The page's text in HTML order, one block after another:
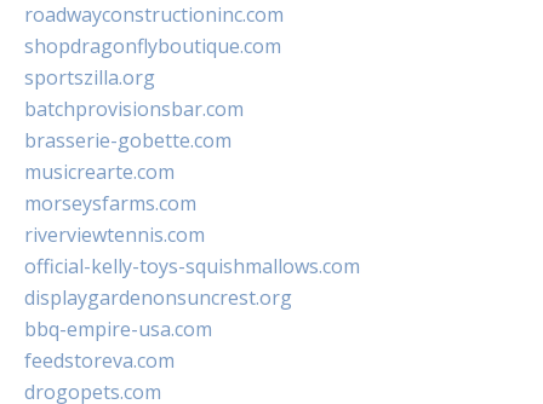
roadwayconstructioninc.com
shopdragonflyboutique.com
sportszilla.org
batchprovisionsbar.com
brasserie-gobette.com
musicrearte.com
morseysfarms.com
riverviewtennis.com
official-kelly-toys-squishmallows.com
displaygardenonsuncrest.org
bbq-empire-usa.com
feedstoreva.com
drogopets.com